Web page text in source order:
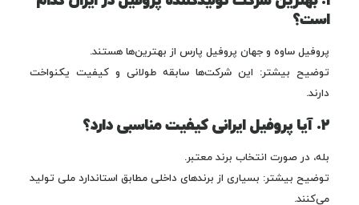
است؟
پروفیل ساوه و جهان پروفیل پارس از بهترین‌ها هستند.
توضیح بیشتر: این شرکت‌ها سابقه طولانی و کیفیت یکنواخت
دارند.
۲. آیا پروفیل ایرانی کیفیت مناسبی دارد؟
بله، در صورت انتخاب برند معتبر.
توضیح بیشتر: بسیاری از برندهای داخلی مطابق استاندارد ملی تولید
می‌کنند.